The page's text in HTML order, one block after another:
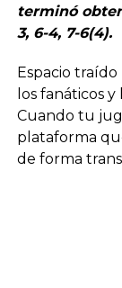
terminó
3, 6-4, 7-6(4).
Espacio traído
los fanáticos
Cuando tu
plataforma
de forma